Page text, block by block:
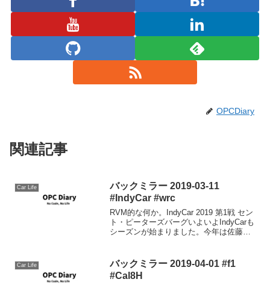
OPCDiary
関連記事
Car Life
バックミラー 2019-03-11
#IndyCar #wrc
RVM的な何か。IndyCar 2019 第1戦 セン
ト・ピーターズバーグいよいよIndyCarも
シーズンが始まりました。今年は佐藤琢
走っていた...
Car Life
バックミラー 2019-04-01 #f1
#Cal8H